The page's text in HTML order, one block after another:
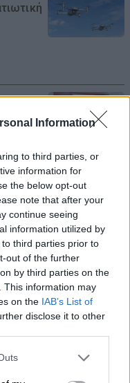
Information
to third parties, or
information for
the below opt-out
note that after your
continue seeing
information utilized by
third parties prior to
out of the further
by third parties on the
This information may
on the IAB’s List of
disclose it to other